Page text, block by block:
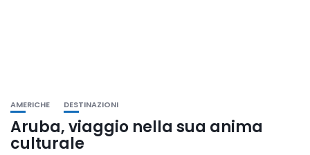
AMERICHE DESTINAZIONI
Aruba, viaggio nella sua anima
culturale